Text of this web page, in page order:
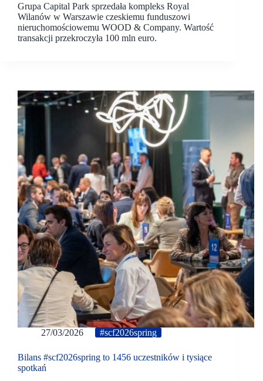
Grupa Capital Park sprzedała kompleks Royal
Wilanów w Warszawie czeskiemu funduszowi
nieruchomościowemu WOOD & Company. Wartość
transakcji przekroczyła 100 mln euro.
27/03/2026 #scf2026spring
Bilans #scf2026spring to 1456 uczestników i tysiące
spotkań